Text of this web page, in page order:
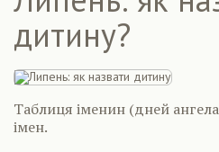
дитину?
Таблиця іменин (дней
імен.